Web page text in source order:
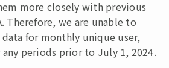
more closely with previous
Therefore, we are unable to
for monthly unique user,
periods prior to July 1, 2024.